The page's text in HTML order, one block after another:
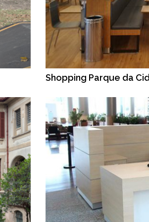
Shopping Parque da